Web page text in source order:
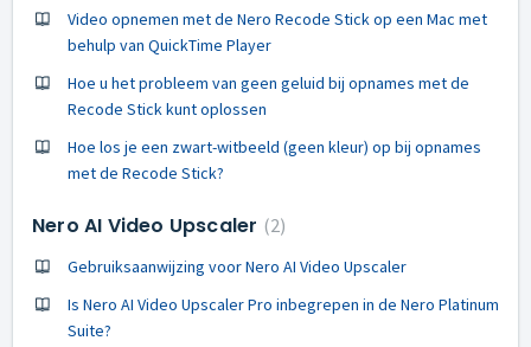
Video opnemen met de Nero Recode Stick op een Mac met
behulp van QuickTime Player
Hoe u het probleem van geen geluid bij opnames met de
Recode Stick kunt oplossen
Hoe los je een zwart-witbeeld (geen kleur) op bij opnames
met de Recode Stick?
Nero AI Video Upscaler 2
Gebruiksaanwijzing voor Nero AI Video Upscaler
Is Nero AI Video Upscaler Pro inbegrepen in de Nero Platinum
Suite?